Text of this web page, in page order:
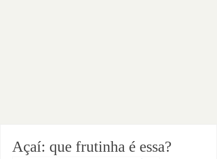
Açaí: que frutinha é essa?